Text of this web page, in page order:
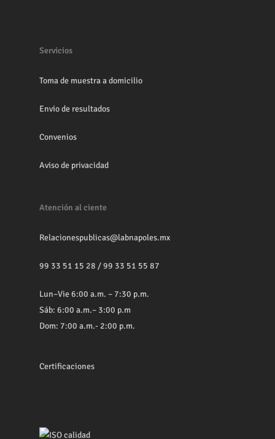
Servicios
Toma de muestra a domicilio
Envio de resultados
Convenios
Aviso de privacidad
Atención al ciente
Relacionespublicas@labnapoles.mx
99 33 51 15 28 /99 33 51 55 87
Lun–Vie 6:00 a.m. – 7:30 p.m.
Sáb: 6:00 a.m.– 3:00 p.m
Dom: 7:00 a.m.- 2:00 p.m.
Certificaciones